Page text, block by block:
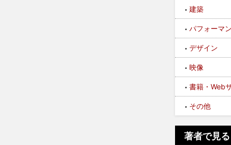
建築
パフォーマ
デザイン
映像
書籍・Web
その他
著者で見る